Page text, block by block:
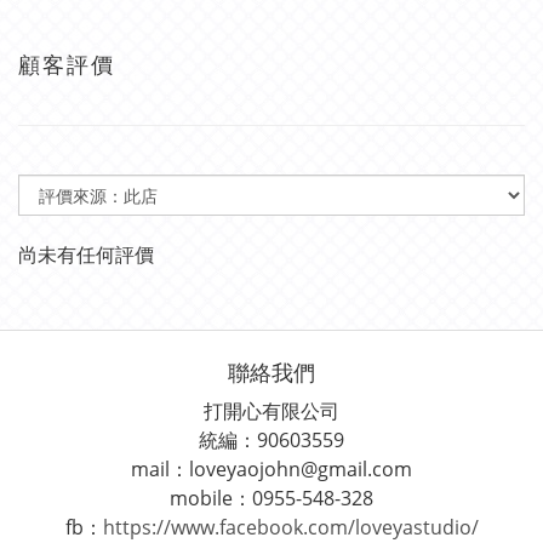
顧客評價
尚未有任何評價
聯絡我們
打開心有限公司
統編：90603559
mail：loveyaojohn@gmail.com
mobile：0955-548-328
fb： https://www.facebook.com/loveyastudio/